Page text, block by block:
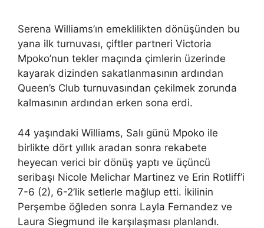
Serena Williams’ın emeklilikten dönüşünden bu
yana ilk turnuvası, çiftler partneri Victoria
Mpoko’nun tekler maçında çimlerin üzerinde
kayarak dizinden sakatlanmasının ardından
Queen’s Club turnuvasından çekilmek zorunda
kalmasının ardından erken sona erdi.
44 yaşındaki Williams, Salı günü Mpoko ile
birlikte dört yıllık aradan sonra rekabete
heyecan verici bir dönüş yaptı ve üçüncü
seribaşı Nicole Melichar Martinez ve Erin Rotliff’i
7-6 (2), 6-2’lik setlerle mağlup etti. İkilinin
Perşembe öğleden sonra Layla Fernandez ve
Laura Siegmund ile karşılaşması planlandı.